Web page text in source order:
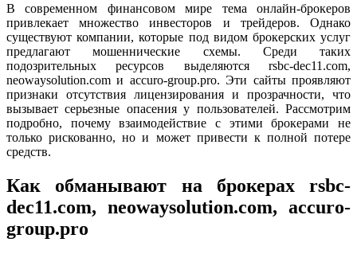
В современном финансовом мире тема онлайн-брокеров
привлекает множество инвесторов и трейдеров. Однако
существуют компании, которые под видом брокерских услуг
предлагают мошеннические схемы. Среди таких
подозрительных ресурсов выделяются rsbc-dec11.com,
neowaysolution.com и accuro-group.pro. Эти сайты проявляют
признаки отсутствия лицензирования и прозрачности, что
вызывает серьезные опасения у пользователей. Рассмотрим
подробно, почему взаимодействие с этими брокерами не
только рискованно, но и может привести к полной потере
средств.
Как обманывают на брокерах rsbc-
dec11.com, neowaysolution.com, accuro-
group.pro